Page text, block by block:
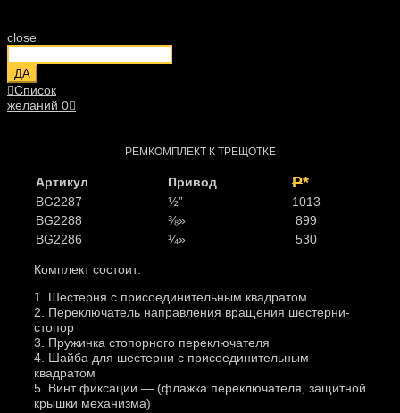
close
ДА
Список
желаний 0
РЕМКОМПЛЕКТ К ТРЕЩОТКЕ
Артикул Привод Р*
BG2287 ½”
1013
BG2288
⅜»
899
BG2286
¼» 530
Комплект состоит:
1. Шестерня с присоединительным квадратом
2. Переключатель направления вращения шестерни-
стопор
3. Пружинка стопорного переключателя
4. Шайба для шестерни с присоединительным
квадратом
5. Винт фиксации — (флажка переключателя, защитной
крышки механизма)